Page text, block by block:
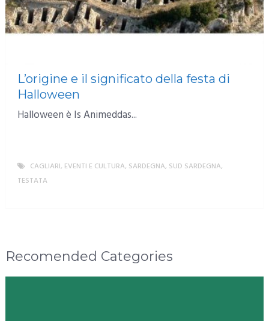
L’origine e il significato della festa di
Halloween
Halloween è Is Animeddas...
CAGLIARI, EVENTI E CULTURA, SARDEGNA, SUD SARDEGNA,
TESTATA
Recomended Categories